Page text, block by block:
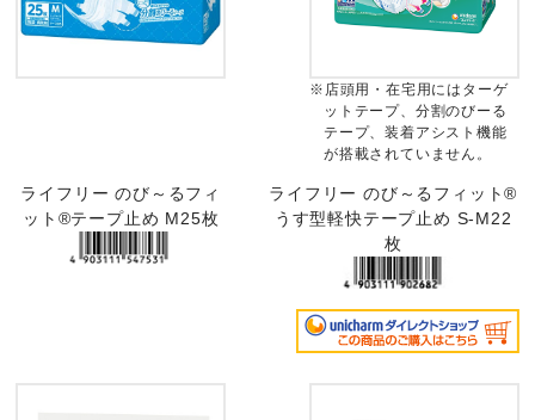
※店頭用・在宅用にはターゲ
ットテープ、分割のびーる
テープ、装着アシスト機能
が搭載されていません。
ライフリー のび～るフィ
ット®テープ止め M25枚
ライフリー のび～るフィット®
うす型軽快テープ止め S-M22
枚